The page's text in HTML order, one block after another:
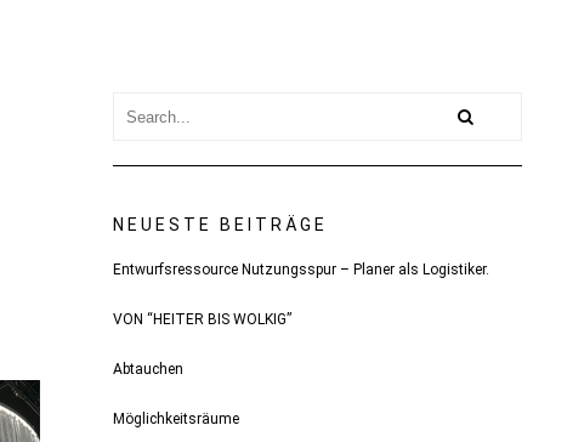
NEUESTE BEITRÄGE
Entwurfsressource Nutzungsspur – Planer als Logistiker.
VON “HEITER BIS WOLKIG”
Abtauchen
Möglichkeitsräume